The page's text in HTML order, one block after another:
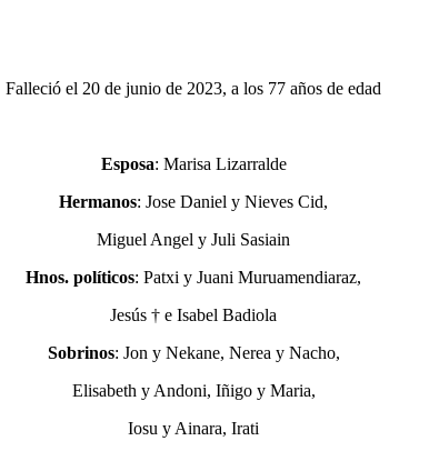
Falleció el 20 de junio de 2023, a los 77 años de edad
Esposa: Marisa Lizarralde
Hermanos: Jose Daniel y Nieves Cid,
Miguel Angel y Juli Sasiain
Hnos. políticos: Patxi y Juani Muruamendiaraz,
Jesús † e Isabel Badiola
Sobrinos: Jon y Nekane, Nerea y Nacho,
Elisabeth y Andoni, Iñigo y Maria,
Iosu y Ainara, Irati